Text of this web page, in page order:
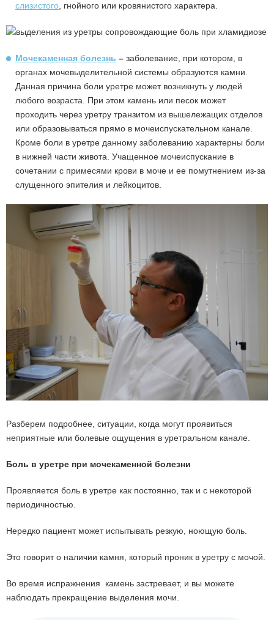
слизистого, гнойного или кровянистого характера.
Мочекаменная болезнь – заболевание, при котором, в
органах мочевыделительной системы образуются камни.
Данная причина боли уретре может возникнуть у людей
любого возраста. При этом камень или песок может
проходить через уретру транзитом из вышележащих отделов
или образовываться прямо в мочеиспускательном канале.
Кроме боли в уретре данному заболеванию характерны боли
в нижней части живота. Учащенное мочеиспускание в
сочетании с примесями крови в моче и ее помутнением из-за
слущенного эпителия и лейкоцитов.
Разберем подробнее, ситуации, когда могут проявиться
неприятные или болевые ощущения в уретральном канале.
Боль в уретре при мочекаменной болезни
Проявляется боль в уретре как постоянно, так и с некоторой
периодичностью.
Нередко пациент может испытывать резкую, ноющую боль.
Это говорит о наличии камня, который проник в уретру с мочой.
Во время испражнения камень застревает, и вы можете
наблюдать прекращение выделения мочи.